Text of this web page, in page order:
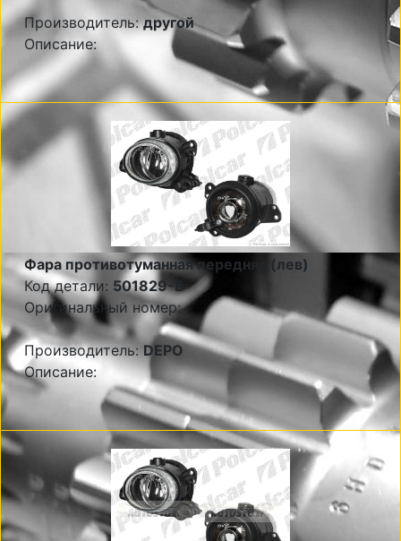
Производитель:другой
Описание:
Фара противотуманная передняя (лев)
Код детали: 501829-E
Оригинальный номер:
Производитель:DEPO
Описание: